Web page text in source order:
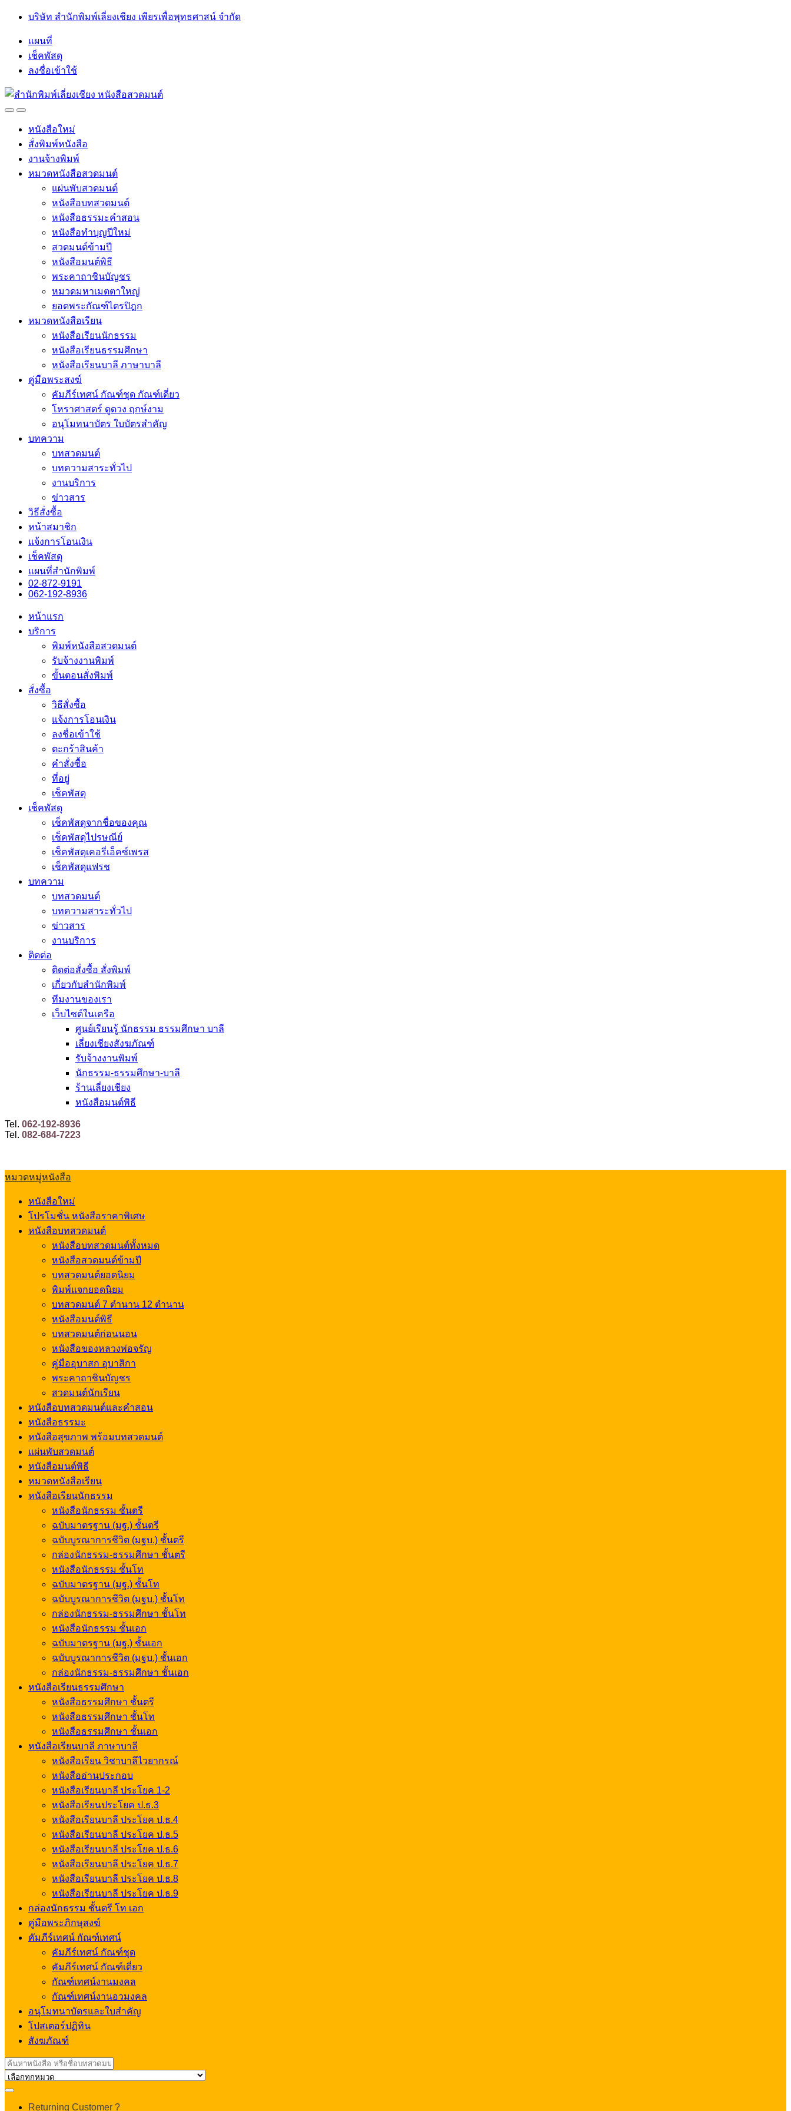
Skip
navigation
Skip
บริษัท สำนักพิมพ์เลี่ยงเชียง เพียรเพื่อพุทธศาสน์ จำกัด
แผนที่
เช็คพัสดุ
ลงชื่อเข้าใช้
OpenClose
หนังสือใหม่
สั่งพิมพ์หนังสือ
งานจ้างพิมพ์
หมวดหนังสือสวดมนต์
แผ่นพับสวดมนต์
หนังสือบทสวดมนต์
หนังสือธรรมะคำสอน
หนังสือทำบุญปีใหม่
สวดมนต์ข้ามปี
หนังสือมนต์พิธี
พระคาถาชินบัญชร
หมวดมหาเมตตาใหญ่
ยอดพระกัณฑ์ไตรปิฎก
หมวดหนังสือเรียน
หนังสือเรียนนักธรรม
หนังสือเรียนธรรมศึกษา
หนังสือเรียนบาลี ภาษาบาลี
คู่มือพระสงฆ์
คัมภีร์เทศน์ กัณฑ์ชุด กัณฑ์เดี่ยว
โหราศาสตร์ ดูดวง ฤกษ์งาม
อนุโมทนาบัตร ใบบัตรสำคัญ
บทความ
บทสวดมนต์
บทความสาระทั่วไป
งานบริการ
ข่าวสาร
วิธีสั่งซื้อ
หน้าสมาชิก
แจ้งการโอนเงิน
เช็คพัสดุ
แผนที่สำนักพิมพ์
02-872-9191
062-192-8936
หน้าแรก
บริการ
พิมพ์หนังสือสวดมนต์
รับจ้างงานพิมพ์
ขั้นตอนสั่งพิมพ์
สั่งซื้อ
วิธีสั่งซื้อ
แจ้งการโอนเงิน
ลงชื่อเข้าใช้
ตะกร้าสินค้า
คำสั่งซื้อ
ที่อยู่
เช็คพัสดุ
เช็คพัสดุ
เช็คพัสดุจากชื่อของคุณ
เช็คพัสดุไปรษณีย์
เช็คพัสดุเคอรี่เอ็คซ์เพรส
เช็คพัสดุแฟรช
บทความ
บทสวดมนต์
บทความสาระทั่วไป
ข่าวสาร
งานบริการ
ติดต่อ
ติดต่อสั่งซื้อ สั่งพิมพ์
เกี่ยวกับสำนักพิมพ์
ทีมงานของเรา
เว็บไซต์ในเครือ
ศูนย์เรียนรู้ นักธรรม ธรรมศึกษา บาลี
เลี่ยงเชียงสังฆภัณฑ์
รับจ้างงานพิมพ์
นักธรรม-ธรรมศึกษา-บาลี
ร้านเลี่ยงเชียง
หนังสือมนต์พิธี
Tel. 062-192-8936
Tel. 082-684-7223
หมวดหมู่หนังสือ
หนังสือใหม่
โปรโมชั่น หนังสือราคาพิเศษ
หนังสือบทสวดมนต์
หนังสือบทสวดมนต์ทั้งหมด
หนังสือสวดมนต์ข้ามปี
บทสวดมนต์ยอดนิยม
พิมพ์แจกยอดนิยม
บทสวดมนต์ 7 ตำนาน 12 ตำนาน
หนังสือมนต์พิธี
บทสวดมนต์ก่อนนอน
หนังสือของหลวงพ่อจรัญ
คู่มืออุบาสก อุบาสิกา
พระคาถาชินบัญชร
สวดมนต์นักเรียน
หนังสือบทสวดมนต์และคำสอน
หนังสือธรรมะ
หนังสือสุขภาพ พร้อมบทสวดมนต์
แผ่นพับสวดมนต์
หนังสือมนต์พิธี
หมวดหนังสือเรียน
หนังสือเรียนนักธรรม
หนังสือนักธรรม ชั้นตรี
ฉบับมาตรฐาน (มฐ.) ชั้นตรี
ฉบับบูรณาการชีวิต (มฐบ.) ชั้นตรี
กล่องนักธรรม-ธรรมศึกษา ชั้นตรี
หนังสือนักธรรม ชั้นโท
ฉบับมาตรฐาน (มฐ.) ชั้นโท
ฉบับบูรณาการชีวิต (มฐบ.) ชั้นโท
กล่องนักธรรม-ธรรมศึกษา ชั้นโท
หนังสือนักธรรม ชั้นเอก
ฉบับมาตรฐาน (มฐ.) ชั้นเอก
ฉบับบูรณาการชีวิต (มฐบ.) ชั้นเอก
กล่องนักธรรม-ธรรมศึกษา ชั้นเอก
หนังสือเรียนธรรมศึกษา
หนังสือธรรมศึกษา ชั้นตรี
หนังสือธรรมศึกษา ชั้นโท
หนังสือธรรมศึกษา ชั้นเอก
หนังสือเรียนบาลี ภาษาบาลี
หนังสือเรียน วิชาบาลีไวยากรณ์
หนังสืออ่านประกอบ
หนังสือเรียนบาลี ประโยค 1-2
หนังสือเรียนประโยค ป.ธ.3
หนังสือเรียนบาลี ประโยค ป.ธ.4
หนังสือเรียนบาลี ประโยค ป.ธ.5
หนังสือเรียนบาลี ประโยค ป.ธ.6
หนังสือเรียนบาลี ประโยค ป.ธ.7
หนังสือเรียนบาลี ประโยค ป.ธ.8
หนังสือเรียนบาลี ประโยค ป.ธ.9
กล่องนักธรรม ชั้นตรี โท เอก
คู่มือพระภิกษุสงฆ์
คัมภีร์เทศน์ กัณฑ์เทศน์
คัมภีร์เทศน์ กัณฑ์ชุด
คัมภีร์เทศน์ กัณฑ์เดี่ยว
กัณฑ์เทศน์งานมงคล
กัณฑ์เทศน์งานอวมงคล
อนุโมทนาบัตรและใบสำคัญ
โปสเตอร์ปฏิทิน
สังฆภัณฑ์
Search
for:
Returning Customer ?